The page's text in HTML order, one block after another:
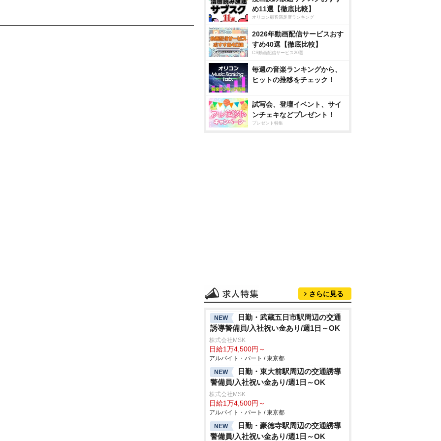
め11選【徹底比較】
オリコン顧客満足度ランキング
2026年動画配信サービスおす
すめ40選【徹底比較】
CS動画配信サービス20選
毎週の音楽ランキングから、
ヒットの推移をチェック！
試写会、登壇イベント、サイ
ンチェキなどプレゼント！
プレゼント特集
さらに見る
NEW
日勤・武蔵五日市駅周辺の交通
誘導警備員/入社祝い金あり/週1日～OK
株式会社MSK
日給1万4,500円～
アルバイト・パート / 東京都
NEW
日勤・東大前駅周辺の交通誘導
警備員/入社祝い金あり/週1日～OK
株式会社MSK
日給1万4,500円～
アルバイト・パート / 東京都
NEW
日勤・豪徳寺駅周辺の交通誘導
警備員/入社祝い金あり/週1日～OK